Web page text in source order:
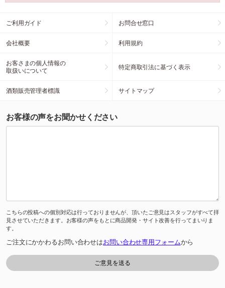
ご利用ガイド お問合せ窓口
会社概要 利用規約
お客さまの個人情報の
取扱いについて
特定商取引法に基づく表示
酒類販売管理者標識 サイトマップ
お客様の声をお聞かせください
こちらの投稿への個別対応は行っておりませんが、頂いたご意見はスタッフがすべて拝
見させていただきます。お客様の声をもとに商品開発・サイト改善を行ってまいりま
す。
ご注文にかかわるお問い合わせはお問い合わせ専用フォームから